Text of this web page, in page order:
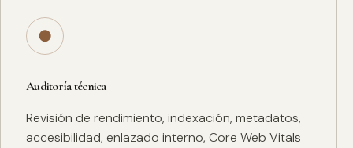
●
Auditoría técnica
Revisión de rendimiento, indexación, metadatos,
accesibilidad, enlazado interno, Core Web Vitals